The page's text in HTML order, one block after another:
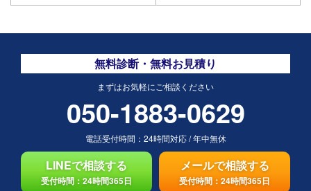
無料診断・無料お見積り
まずはお気軽にご相談ください
050-1883-0629
電話受付時間： 24時間対応/年中無休
LINEで相談する
受付時間：24時間365日
メールで相談する
受付時間：24時間365日